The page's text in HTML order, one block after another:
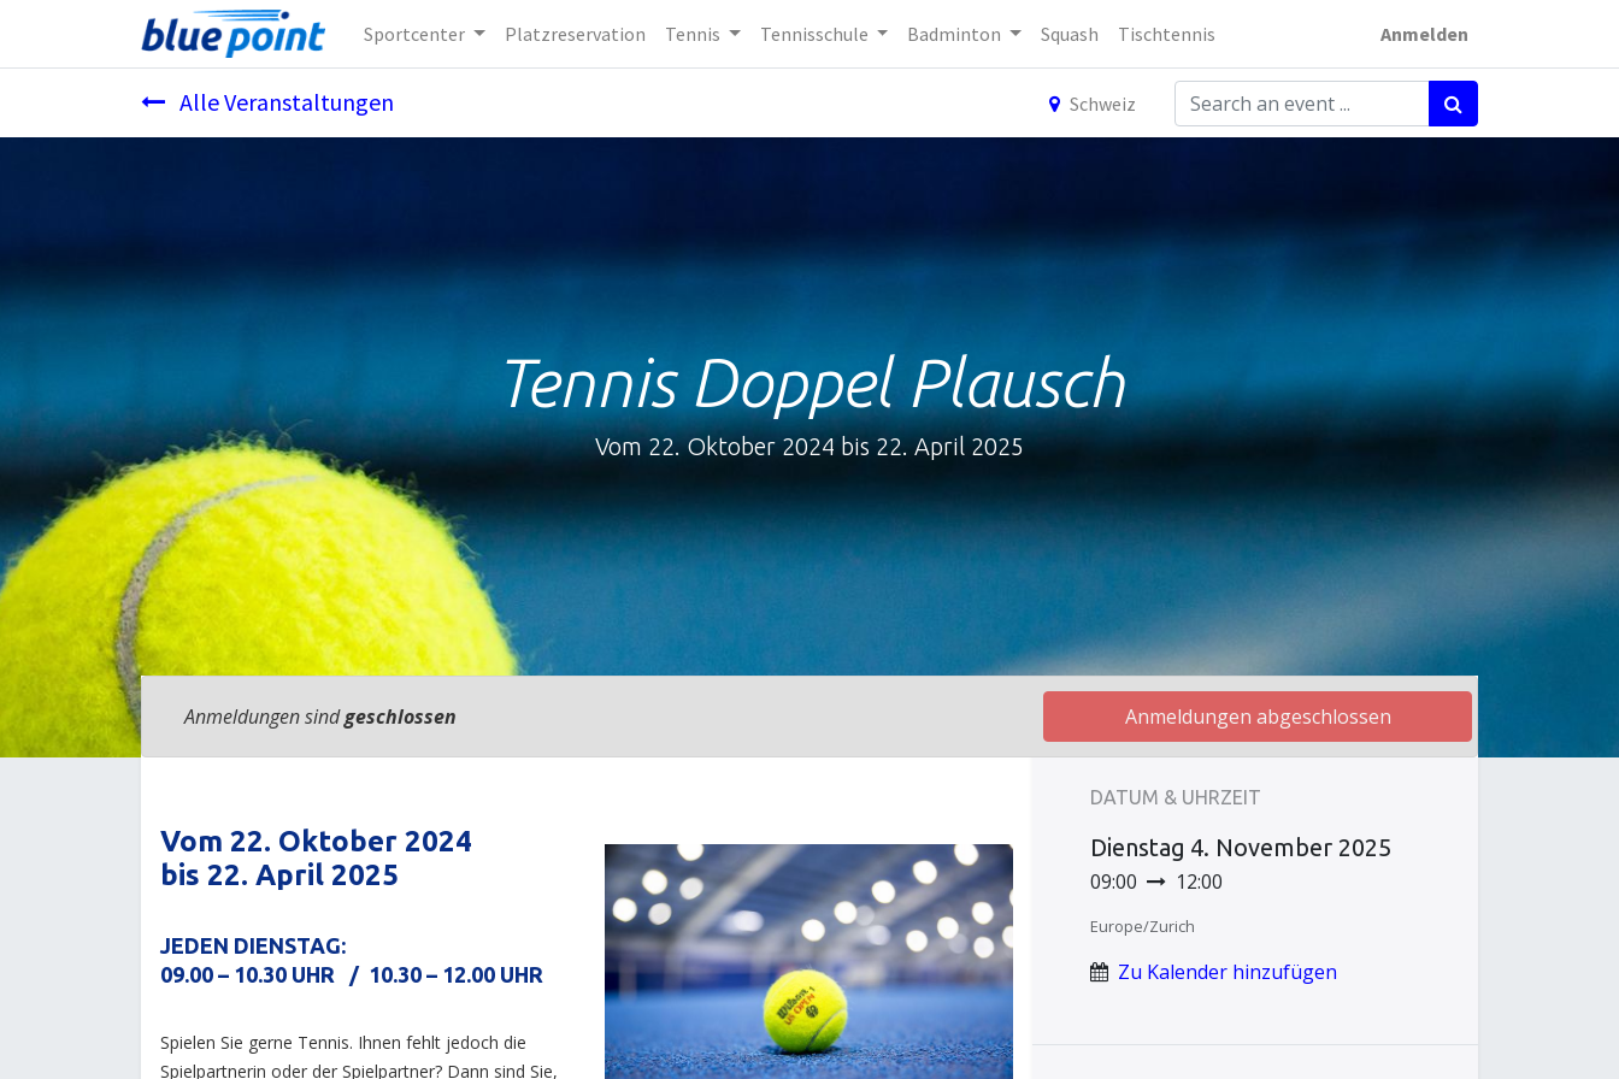
Sportcenter Platzreservation Tennis Tennisschule Badminton Squash Tischtennis Anmelden
Alle Veranstaltungen Schweiz
Tennis Doppel Plausch
Vom 22. Oktober 2024 bis 22. April 2025
Anmeldungen sindgeschlossen Anmeldungen abgeschlossen
Vom 22. Oktober 2024
bis 22. April 2025
JEDEN DIENSTAG:
09.00 – 10.30 UHR / 10.30 – 12.00 UHR
Spielen Sie gerne Tennis. Ihnen fehlt jedoch die
Spielpartnerin oder der Spielpartner? Dann sind Sie,
DATUM & UHRZEIT
Dienstag 4. November 2025
09:00 12:00
Europe/Zurich
Zu Kalender hinzufügen